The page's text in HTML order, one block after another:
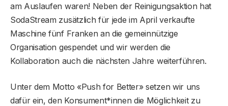
am Auslaufen waren! Neben der Reinigungsaktion hat
SodaStream zusätzlich für jede im April verkaufte
Maschine fünf Franken an die gemeinnützige
Organisation gespendet und wir werden die
Kollaboration auch die nächsten Jahre weiterführen.
Unter dem Motto «Push for Better» setzen wir uns
dafür ein, den Konsument*innen die Möglichkeit zu